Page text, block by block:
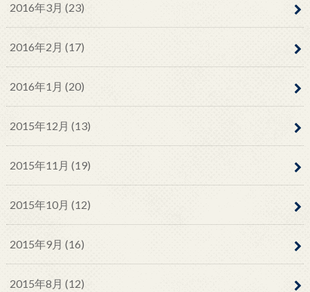
2016年3月 (23)
2016年2月 (17)
2016年1月 (20)
2015年12月 (13)
2015年11月 (19)
2015年10月 (12)
2015年9月 (16)
2015年8月 (12)